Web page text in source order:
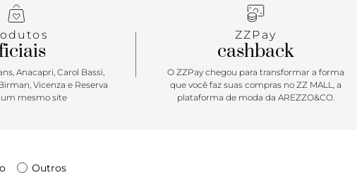
Anacapri, Carol Bassi,
Vicenza e Reserva
mesmo site
ZZPay
cashback
O ZZPay chegou para transformar a forma
que você faz suas compras no ZZ MALL, a
plataforma de moda da AREZZO&CO.
Outros